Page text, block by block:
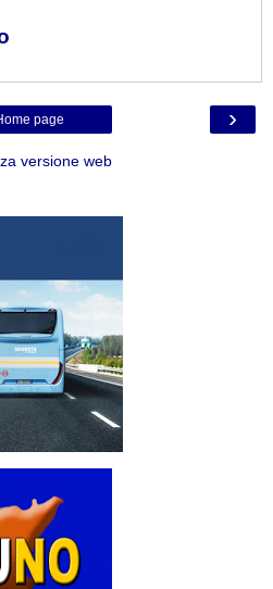
›
page
versione web